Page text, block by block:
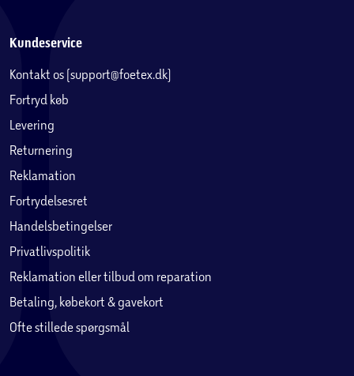
Kundeservice
Kontakt os (support@foetex.dk)
Fortryd køb
Levering
Returnering
Reklamation
Fortrydelsesret
Handelsbetingelser
Privatlivspolitik
Reklamation eller tilbud om reparation
Betaling, købekort & gavekort
Ofte stillede spørgsmål